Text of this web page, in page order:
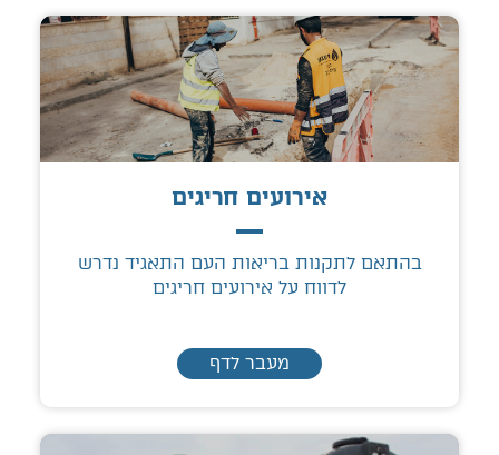
אירועים חריגים
בהתאם לתקנות בריאות העם התאגיד נדרש
לדווח על אירועים חריגים
מעבר לדף